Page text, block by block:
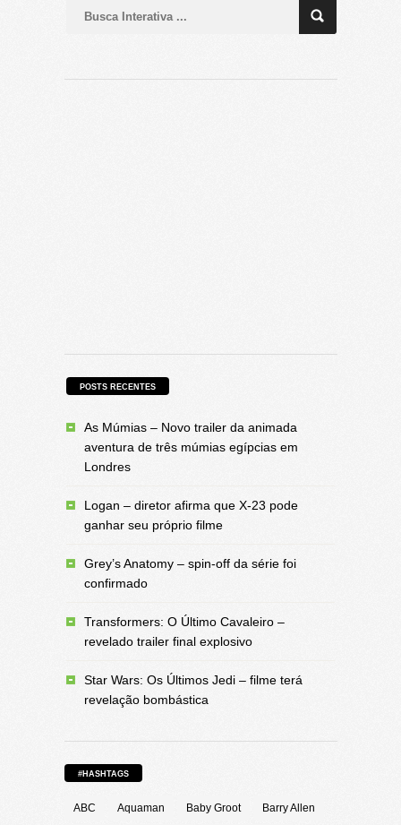
POSTS RECENTES
As Múmias – Novo trailer da animada
aventura de três múmias egípcias em
Londres
Logan – diretor afirma que X-23 pode
ganhar seu próprio filme
Grey’s Anatomy – spin-off da série foi
confirmado
Transformers: O Último Cavaleiro –
revelado trailer final explosivo
Star Wars: Os Últimos Jedi – filme terá
revelação bombástica
#HASHTAGS
ABC Aquaman Baby Groot Barry Allen